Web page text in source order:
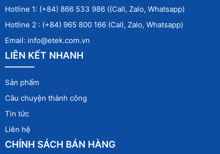
Hotline 1: (+84) 866 533 986 ((Call, Zalo, Whatsapp)
Hotline 2 : (+84) 965 800 166 (Call, Zalo, Whatsapp)
Email: info@etek.com.vn
LIÊN KẾT NHANH
Sản phẩm
Câu chuyện thành công
Tin tức
Liên hệ
CHÍNH SÁCH BÁN HÀNG